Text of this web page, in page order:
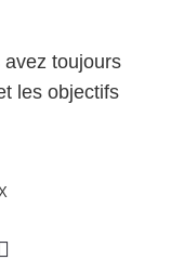
toujours
les objectifs